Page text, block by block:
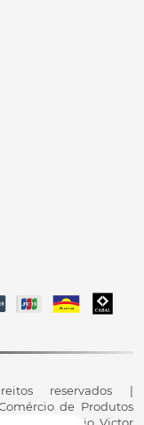
reservados |
de Produtos